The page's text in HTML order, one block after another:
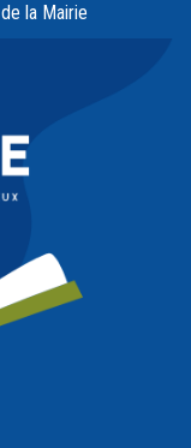
la Mairie